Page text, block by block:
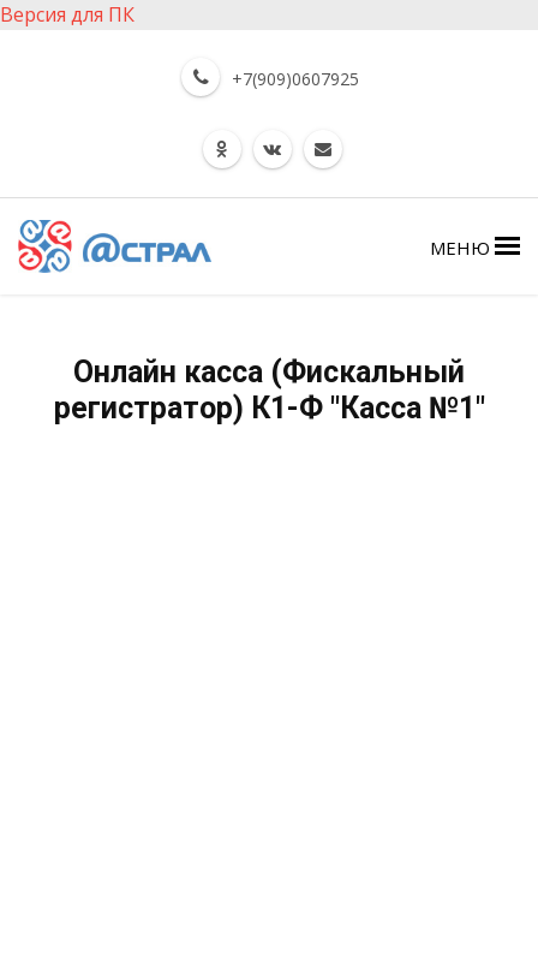
Версия для ПК
+7(909)0607925
МЕНЮ
Онлайн касса (Фискальный
регистратор) К1-Ф "Касса №1"